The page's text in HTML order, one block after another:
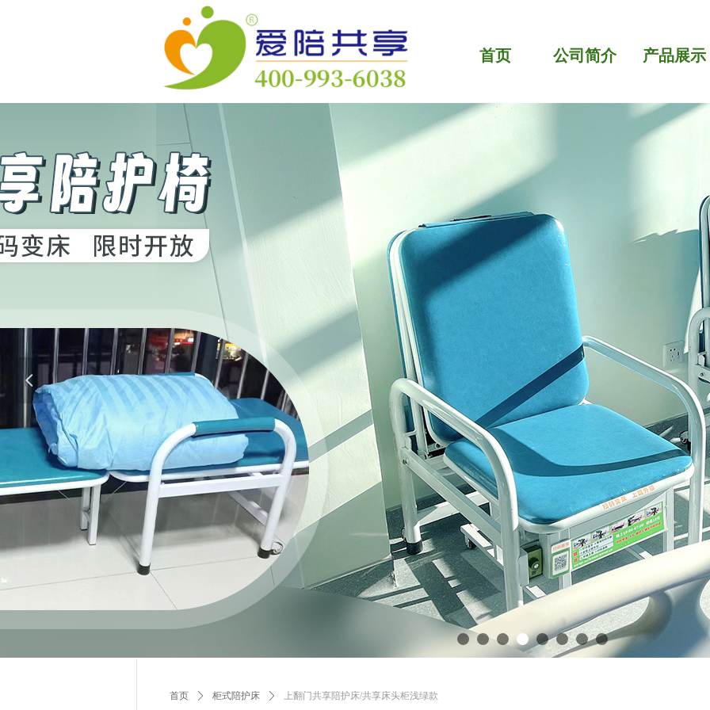
넳
首页
首页
公司简介
公司简介
产品展示
产品展示
首页 ꄲ 柜式陪护床 ꄲ 上翻门共享陪护床/共享床头柜浅绿款